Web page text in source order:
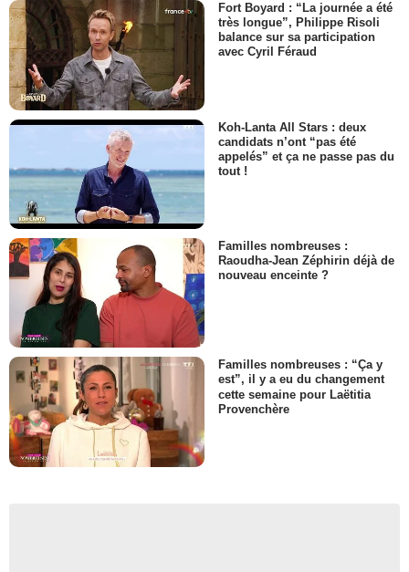
Fort Boyard : “La journée a été
très longue”, Philippe Risoli
balance sur sa participation
avec Cyril Féraud
Koh-Lanta All Stars : deux
candidats n’ont “pas été
appelés” et ça ne passe pas du
tout !
Familles nombreuses :
Raoudha-Jean Zéphirin déjà de
nouveau enceinte ?
Familles nombreuses : “Ça y
est”, il y a eu du changement
cette semaine pour Laëtitia
Provenchère